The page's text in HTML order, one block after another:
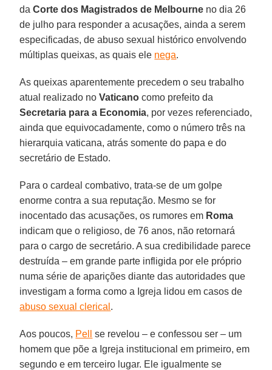
daCorte dos Magistrados de Melbourne no dia 26
de julho para responder a acusações, ainda a serem
especificadas, de abuso sexual histórico envolvendo
múltiplas queixas, as quais ele nega.
As queixas aparentemente precedem o seu trabalho
atual realizado noVaticano como prefeito da
Secretaria para a Economia, por vezes referenciado,
ainda que equivocadamente, como o número três na
hierarquia vaticana, atrás somente do papa e do
secretário de Estado.
Para o cardeal combativo, trata-se de um golpe
enorme contra a sua reputação. Mesmo se for
inocentado das acusações, os rumores em Roma
indicam que o religioso, de 76 anos, não retornará
para o cargo de secretário. A sua credibilidade parece
destruída – em grande parte infligida por ele próprio
numa série de aparições diante das autoridades que
investigam a forma como a Igreja lidou em casos de
abuso sexual clerical .
Aos poucos, Pell
se revelou – e confessou ser – um
homem que põe a Igreja institucional em primeiro, em
segundo e em terceiro lugar. Ele igualmente se